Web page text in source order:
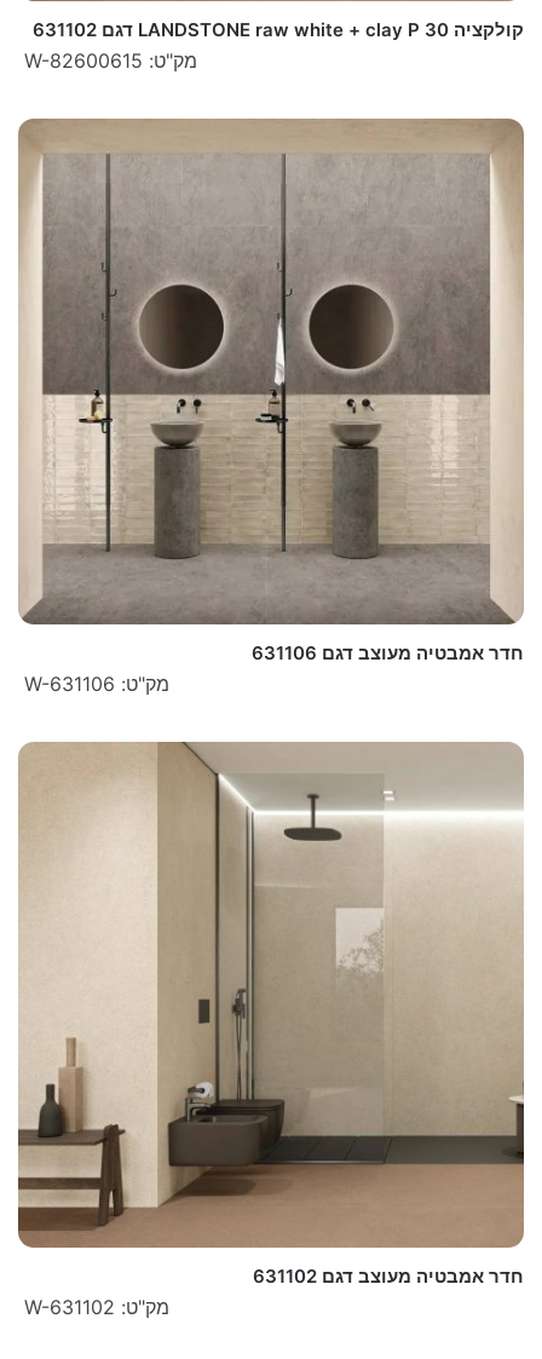
קולקציה LANDSTONE raw white + clay P 30 דגם 631102
מק"ט: W-82600615
חדר אמבטיה מעוצב דגם 631106
מק"ט: W-631106
חדר אמבטיה מעוצב דגם 631102
מק"ט: W-631102